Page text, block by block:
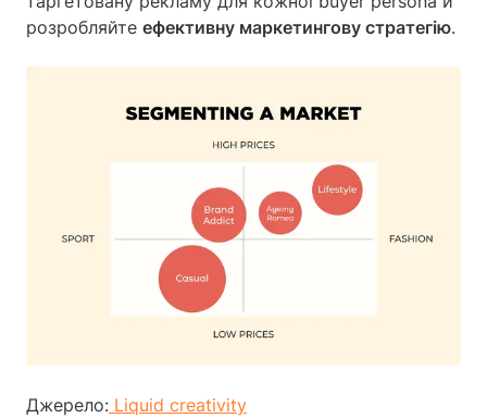
розробляйте ефективну маркетингову стратегію.
Джерело: Liquid creativity